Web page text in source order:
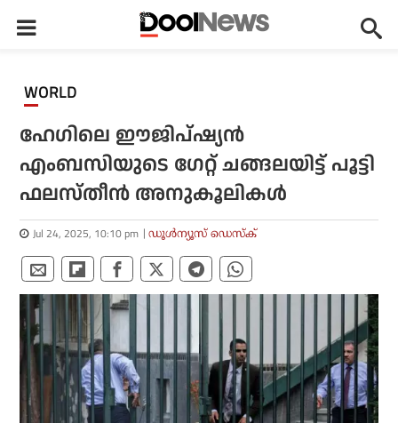
WORLD
ഹേഗിലെ ഈജിപ്ഷ്യന്‍
എംബസിയുടെ ഗേറ്റ് ചങ്ങലയിട്ട് പൂട്ടി
ഫലസ്തീന്‍ അനുകൂലികള്‍
Jul 24, 2025, 10:10 pm ഡൂള്‍ന്യൂസ് ഡെസ്‌ക്